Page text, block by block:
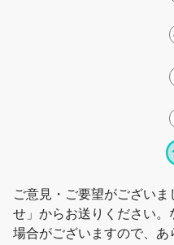
ご意見・ご要望がござい
せ」からお送りください。
場合がございますので、あ